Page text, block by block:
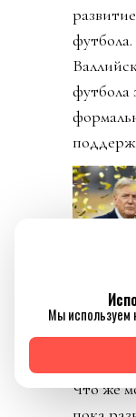
футбола
Источник
День 9.
сегодня.
Что же
Мы используем